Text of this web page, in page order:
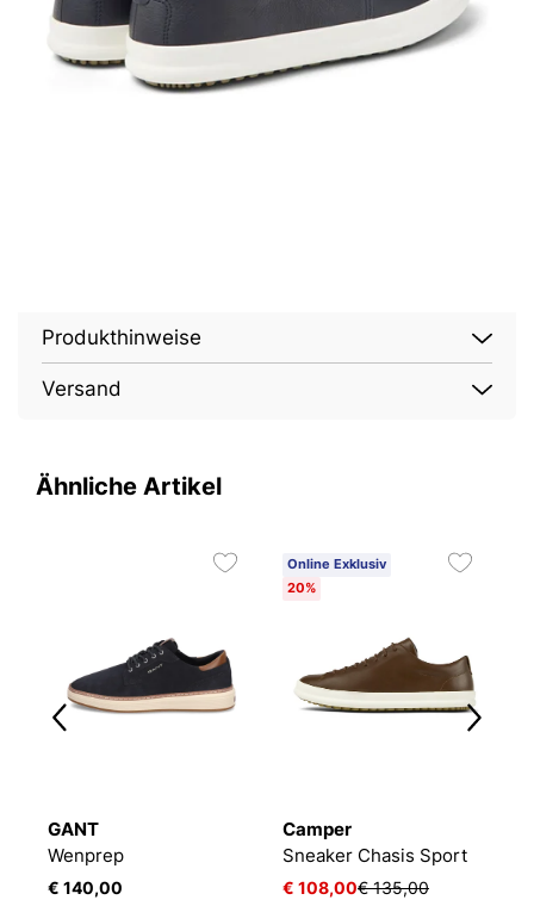
Produkthinweise
Versand
Ähnliche Artikel
GANT
Wenprep
€ 140,00
Online Exklusiv
20%
Camper
Sneaker Chasis Sport
€ 108,00€ 135,00